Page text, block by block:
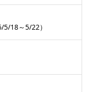
18～5/22）